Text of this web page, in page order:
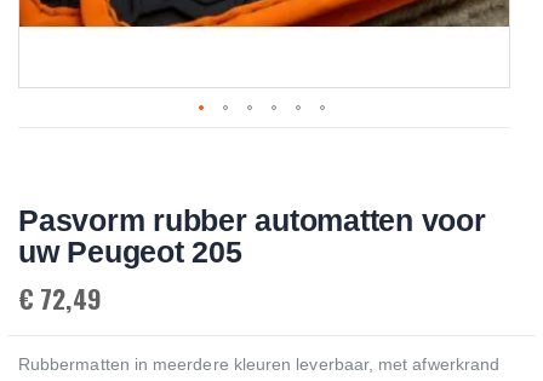
of
the
images
Pasvorm rubber automatten voor
uw Peugeot 205
€ 72,49
Rubbermatten in meerdere kleuren leverbaar, met afwerkrand